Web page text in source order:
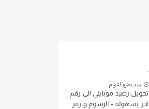
منذ بضع اعوام
تحويل رصيد موبايلي الى رقم
اخر بسهولة - الرسوم و رمز